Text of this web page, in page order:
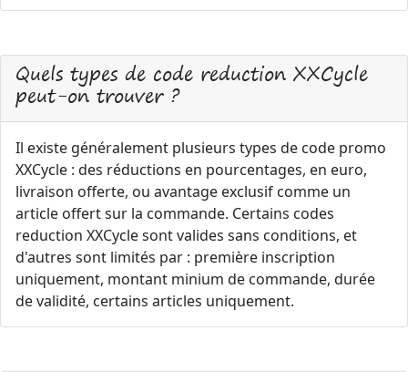
Quels types de code reduction XXCycle
peut-on trouver ?
Il existe généralement plusieurs types de code promo
XXCycle : des réductions en pourcentages, en euro,
livraison offerte, ou avantage exclusif comme un
article offert sur la commande. Certains codes
reduction XXCycle sont valides sans conditions, et
d'autres sont limités par : première inscription
uniquement, montant minium de commande, durée
de validité, certains articles uniquement.